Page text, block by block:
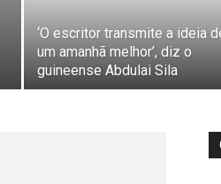
‘O escritor transmite a ideia
um amanhã melhor’, diz o
guineense Abdulai Sila